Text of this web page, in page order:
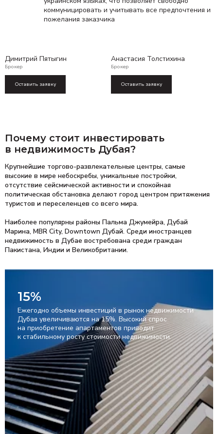
коммуницировать и учитывать все предпочтения и
пожелания заказчика
Димитрий Пятыгин
Брокер
Оставить заявку
Анастасия Толстихина
Брокер
Оставить заявку
Почему стоит инвестировать
в недвижимость Дубая?
Крупнейшие торгово-развлекательные центры, самые
высокие в мире небоскребы, уникальные постройки,
отсутствие сейсмической активности и спокойная
политическая обстановка делают город центром притяжения
туристов и переселенцев со всего мира.
Наиболее популярны районы Пальма Джумейра, Дубай
Марина, MBR City, Downtown Дубай. Среди иностранцев
недвижимость в Дубае востребована среди граждан
Пакистана, Индии и Великобритании.
15%
Ежегодно объемы инвестиций в рынок недвижимости
Дубая увеличиваются на 15%. Высокий спрос
на приобретение апартаментов приводит
к стабильному росту стоимости недвижимости.